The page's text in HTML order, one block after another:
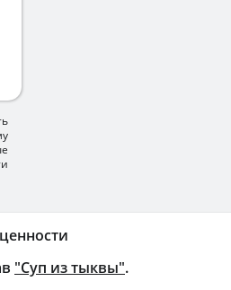
"Суп из тыквы".